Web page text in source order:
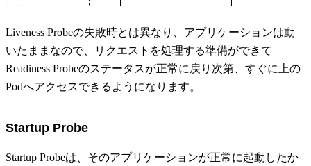
Liveness Probeの失敗時とは異なり、アプリケーションは動
いたままなので、リクエストを処理する準備ができて
Readiness Probeのステータスが正常に戻り次第、すぐに上の
Podへアクセスできるようになります。
Startup Probe
Startup Probeは、そのアプリケーションが正常に起動したか